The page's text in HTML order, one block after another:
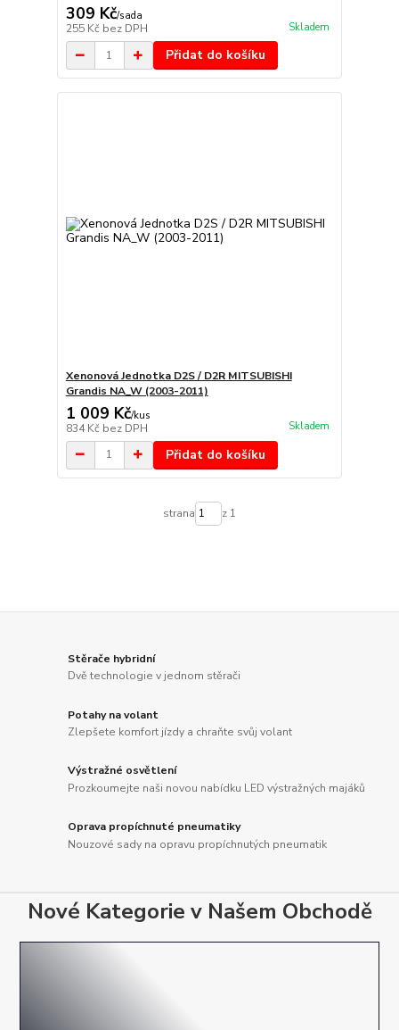
309 Kč/sada
255 Kč bez DPH Skladem
Přidat do košíku
Xenonová Jednotka D2S / D2R MITSUBISHI
Grandis NA_W (2003-2011)
1 009 Kč/kus
834 Kč bez DPH Skladem
Přidat do košíku
strana z 1
Stěrače hybridní
Dvě technologie v jednom stěrači
Potahy na volant
Zlepšete komfort jízdy a chraňte svůj volant
Výstražné osvětlení
Prozkoumejte naši novou nabídku LED výstražných majáků
Oprava propíchnuté pneumatiky
Nouzové sady na opravu propíchnutých pneumatik
Nové Kategorie v Našem Obchodě